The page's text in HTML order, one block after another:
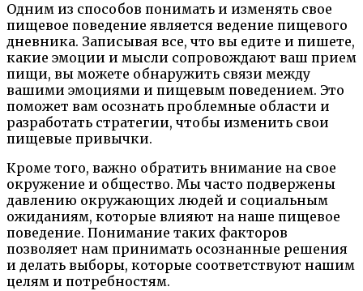
Одним из способов понимать и изменять свое
пищевое поведение является ведение пищевого
дневника. Записывая все, что вы едите и пишете,
какие эмоции и мысли сопровождают ваш прием
пищи, вы можете обнаружить связи между
вашими эмоциями и пищевым поведением. Это
поможет вам осознать проблемные области и
разработать стратегии, чтобы изменить свои
пищевые привычки.
Кроме того, важно обратить внимание на свое
окружение и общество. Мы часто подвержены
давлению окружающих людей и социальным
ожиданиям, которые влияют на наше пищевое
поведение. Понимание таких факторов
позволяет нам принимать осознанные решения
и делать выборы, которые соответствуют нашим
целям и потребностям.